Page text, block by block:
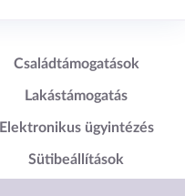
Lábléc2
Családtámogatások
Lakástámogatás
Elektronikus ügyintézés
Sütibeállítások